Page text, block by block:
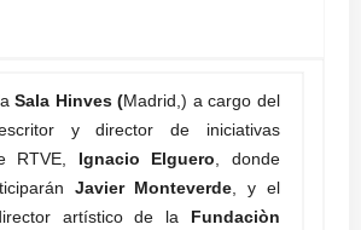
Sala Hinves (Madrid,) a cargo del
y director de iniciativas
RTVE, Ignacio Elguero, donde
Javier Monteverde, y el
artístico de la Fundaciòn